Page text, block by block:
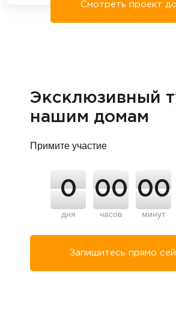
Смотреть проект
Эксклюзивный
нашим домам
Примите участие
0
дня
00
часов
00
минут
Запишитесь прямо